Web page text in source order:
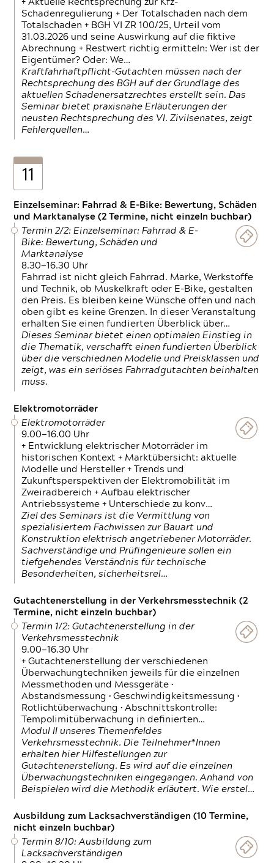
+ Aktuelle Rechtsprechung zur Kfz-
Schadenregulierung + Der Totalschaden nach dem
Totalschaden + BGH VI ZR 100/25, Urteil vom
31.03.2026 und seine Auswirkung auf die fiktive
Abrechnung + Restwert richtig ermitteln: Wer ist der
Eigentümer? Oder: We…
Kraftfahrhaftpflicht-Gutachten müssen nach der
Rechtsprechung des BGH auf der Grundlage des
aktuellen Schadenersatzrechtes erstellt sein. Das
Seminar bietet praxisnahe Erläuterungen der
neusten Rechtsprechung des VI. Zivilsenates, zeigt
Fehlerquellen…
11
Einzelseminar: Fahrrad & E-Bike: Bewertung, Schäden
und Marktanalyse (2 Termine, nicht einzeln buchbar)
Termin 2/2: Einzelseminar: Fahrrad & E-
Bike: Bewertung, Schäden und
Marktanalyse
8.30—16.30 Uhr
Fahrrad ist nicht gleich Fahrrad. Marke, Werkstoffe
und Technik, ob Muskelkraft oder E-Bike, gestalten
den Preis. Es bleiben keine Wünsche offen und nach
oben gibt es keine Grenzen. In dieser Veranstaltung
erhalten Sie einen fundierten Überblick über…
Dieses Seminar bietet einen optimalen Einstieg in
die Thematik, verschafft einen fundierten Überblick
über die verschiednen Modelle und Preisklassen und
zeigt, was ein seriöses Fahrradgutachten beinhalten
muss.
Elektromotorräder
Elektromotorräder
9.00—16.00 Uhr
+ Entwicklung elektrischer Motorräder im
historischen Kontext + Marktübersicht: aktuelle
Modelle und Hersteller + Trends und
Zukunftsperspektiven der Elektromobilität im
Zweiradbereich + Aufbau elektrischer
Antriebssysteme + Unterschiede zu konv…
Ziel des Seminars ist die Vermittlung von
spezialisiertem Fachwissen zur Bauart und
Konstruktion elektrisch angetriebener Motorräder.
Sachverständige und Prüfingenieure sollen ein
tiefgehendes Verständnis für technische
Besonderheiten, sicherheitsrel…
Gutachtenerstellung in der Verkehrsmesstechnik (2
Termine, nicht einzeln buchbar)
Termin 1/2: Gutachtenerstellung in der
Verkehrsmesstechnik
9.00—16.30 Uhr
+ Gutachtenerstellung der verschiedenen
Überwachungtechniken jeweils für die einzelnen
Messmethoden und Messgeräte •
Abstandsmessung • Geschwindigkeitsmessung •
Rotlichtüberwachung • Abschnittskontrolle:
Tempolimitüberwachung in definierten…
Modul II unseres Themenfeldes
Verkehrsmesstechnik. Die Teilnehmer*Innen
erhalten hier Hilfestellungen zur
Gutachtenerstellung. Es wird auf die einzelnen
Überwachungstechniken eingegangen. Anhand von
Beispielen wird die Methodik erläutert. Wie erstel…
Ausbildung zum Lacksachverständigen (10 Termine,
nicht einzeln buchbar)
Termin 8/10: Ausbildung zum
Lacksachverständigen